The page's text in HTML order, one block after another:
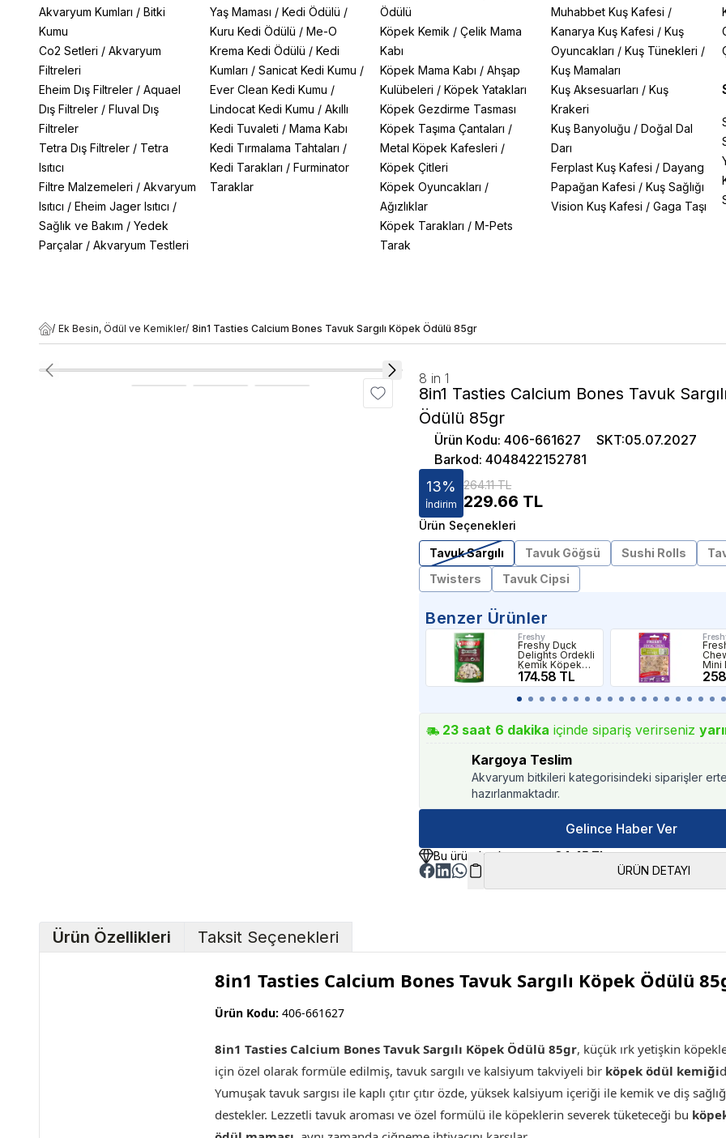
Akvaryum Kumları / Bitki
Kumu
Co2 Setleri / Akvaryum
Filtreleri
Eheim Dış Filtreler / Aquael
Dış Filtreler / Fluval Dış
Filtreler
Tetra Dış Filtreler / Tetra
Isıtıcı
Filtre Malzemeleri / Akvaryum
Isıtıcı / Eheim Jager Isıtıcı /
Sağlık ve Bakım / Yedek
Parçalar / Akvaryum Testleri
Yaş Maması / Kedi Ödülü /
Kuru Kedi Ödülü / Me-O
Krema Kedi Ödülü / Kedi
Kumları / Sanicat Kedi Kumu /
Ever Clean Kedi Kumu /
Lindocat Kedi Kumu / Akıllı
Kedi Tuvaleti / Mama Kabı
Kedi Tırmalama Tahtaları /
Kedi Tarakları / Furminator
Taraklar
Ödülü
Köpek Kemik /Çelik Mama
Kabı
Köpek Mama Kabı /Ahşap
Kulübeleri /Köpek Yatakları
Köpek Gezdirme Tasması
Köpek Taşıma Çantaları /
Metal Köpek Kafesleri /
Köpek Çitleri
Köpek Oyuncakları /
Ağızlıklar
Köpek Tarakları /M-Pets
Tarak
Muhabbet Kuş Kafesi /
Kanarya Kuş Kafesi / Kuş
Oyuncakları / Kuş Tünekleri /
Kuş Mamaları
Kuş Aksesuarları / Kuş
Krakeri
Kuş Banyoluğu / Doğal Dal
Darı
Ferplast Kuş Kafesi / Dayang
Papağan Kafesi / Kuş Sağlığı
Vision Kuş Kafesi / Gaga Taşı
/ Ek Besin, Ödül ve Kemikler/ 8in1 Tasties Calcium Bones Tavuk Sargılı Köpek Ödülü 85gr
8 in 1
8in1 Tasties Calcium Bones Tavuk
Ödülü 85gr
Ürün Kodu:406-661627 SKT:05.07.2027
Barkod:4048422152781
13%
İndirim
264.11 TL
229.66 TL
Ürün Seçenekleri
Tavuk Sargılı
Tavuk Göğsü Sushi Rolls
Twisters
Tavuk Cipsi
Benzer Ürünler
Freshy
Freshy Duck
Delights Ördekli
Kemik Köpek
Ödülü 5 Cm 7li
174.58 TL
Mini
25li
23 saat 6 dakika içinde sipariş verirseniz
Kargoya Teslim
Akvaryum bitkileri kategorisindeki siparişler
hazırlanmaktadır.
Gelince Haber Ver
Bu üründen kazancınız34.45 TL
ÜRÜN DETAYI
Ürün Özellikleri Taksit Seçenekleri
8in1 Tasties Calcium Bones Tavuk Sargılı Köpek Ödülü
Ürün Kodu: 406-661627
8in1 Tasties Calcium Bones Tavuk Sargılı Köpek Ödülü 85gr, küçük ırk yetişkin
için özel olarak formüle edilmiş, tavuk sargılı ve kalsiyum takviyeli bir köpek ödül kemiği
Yumuşak tavuk sargısı ile kaplı çıtır çıtır özde, yüksek kalsiyum içeriği ile kemik ve diş
destekler. Lezzetli tavuk aroması ve özel formülü ile köpeklerin severek tüketeceği bu